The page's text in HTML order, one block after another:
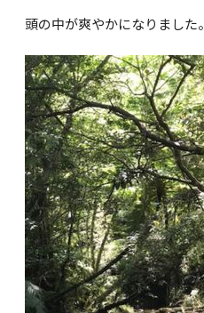
頭の中が爽やかになりました。